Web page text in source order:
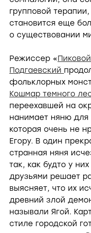
групповой
становится еще
о существовании
Режиссер «
Подгаевский
фольклорных
Кошмар темного
переехавшей на
нанимает няню
которая очень не
Егору. В один
странная няня
так, как будто у
друзьями решает
выясняет, что их
древний злой
называли Ягой.
стиле городской